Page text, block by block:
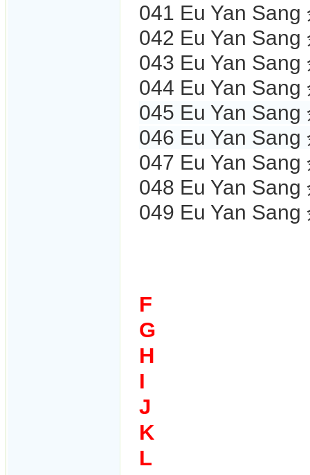
041 Eu Yan Sang
042 Eu Yan
043 Eu Yan Sang
044 Eu Yan Sang
045 Eu Yan Sang
046 Eu Yan Sang
047 Eu Yan Sang
048 Eu Yan Sang
049 Eu Yan Sang
F
G
H
I
J
K
L